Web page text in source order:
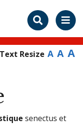
Text Resize A A A
senectus et